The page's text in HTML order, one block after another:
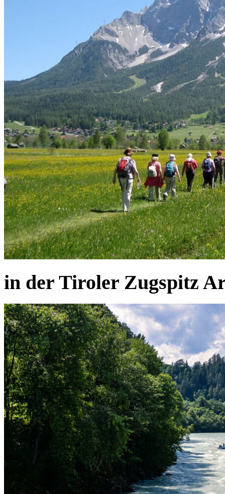
in der Tiroler Zugspitz